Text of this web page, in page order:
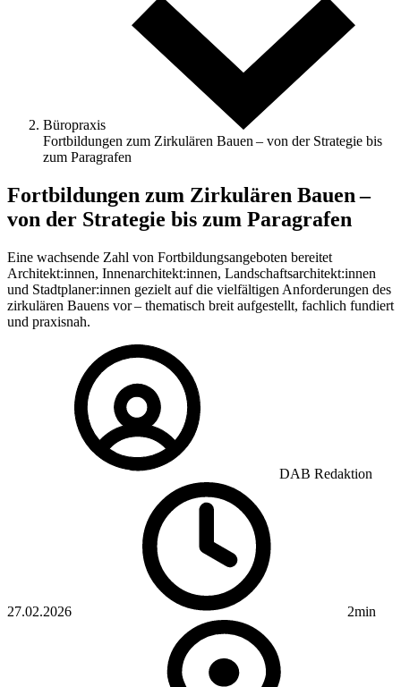
Büropraxis
Fortbildungen zum Zirkulären Bauen – von der Strategie bis
zum Paragrafen
Fortbildungen zum Zirkulären Bauen –
von der Strategie bis zum Paragrafen
Eine wachsende Zahl von Fortbildungsangeboten bereitet
Architekt:innen, Innenarchitekt:innen, Landschaftsarchitekt:innen
und Stadtplaner:innen gezielt auf die vielfältigen Anforderungen des
zirkulären Bauens vor – thematisch breit aufgestellt, fachlich fundiert
und praxisnah.
DAB Redaktion
27.02.2026 2min